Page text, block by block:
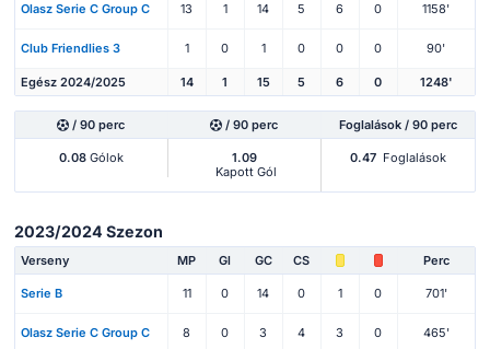
Olasz Serie C Group C 13 1 14 5 6 0 1158'
Club Friendlies 3 1 0 1 0 0 0 90'
Egész 2024/2025 14 1 15 5 6 0 1248'
/ 90 perc / 90 perc Foglalások / 90 perc
0.08Gólok
1.09
Kapott Gól
0.47 Foglalások
2023/2024 Szezon
Verseny MP Gl GC CS Perc
Serie B 11 0 14 0 1 0 701'
Olasz Serie C Group C 8 0 3 4 3 0 465'